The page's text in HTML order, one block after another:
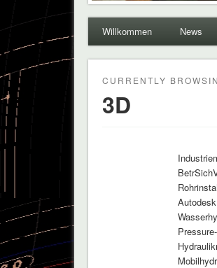
Willkommen News
CURRENTLY
3D